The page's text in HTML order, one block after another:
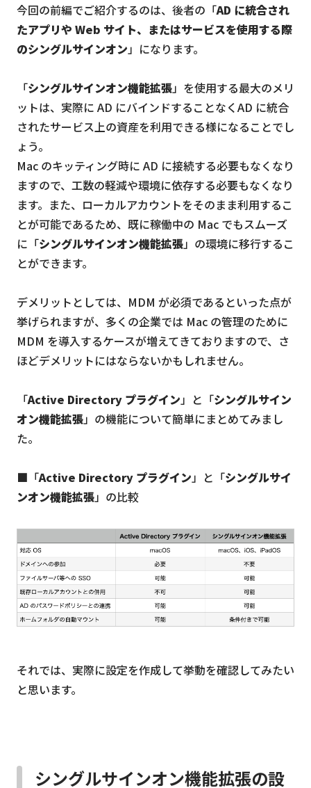
今回の前編でご紹介するのは、後者の「AD に統合され
たアプリや Web サイト、またはサービスを使用する際
のシングルサインオン 」になります。
「シングルサインオン機能拡張」を使用する最大のメリ
ットは、実際に AD にバインドすることなくAD に統合
されたサービス上の資産を利用できる様になることでし
ょう。
Mac のキッティング時に AD に接続する必要もなくなり
ますので、工数の軽減や環境に依存する必要もなくなり
ます。また、ローカルアカウントをそのまま利用するこ
とが可能であるため、既に稼働中の Mac でもスムーズ
に「シングルサインオン機能拡張」の環境に移行するこ
とができます。
デメリットとしては、MDM が必須であるといった点が
挙げられますが、多くの企業では Mac の管理のために
MDM を導入するケースが増えてきておりますので、さ
ほどデメリットにはならないかもしれません。
「Active Directory プラグイン 」と「シングルサイン
オン機能拡張」の機能について簡単にまとめてみまし
た。
■「Active Directory プラグイン 」と「シングルサイ
ンオン機能拡張」の比較
それでは、実際に設定を作成して挙動を確認してみたい
と思います。
シングルサインオン機能拡張の設